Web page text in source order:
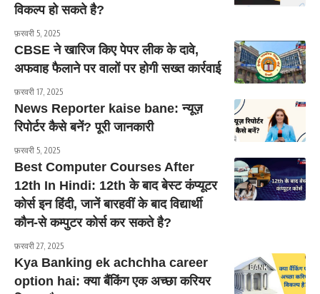
विकल्प हो सकते है?
फ़रवरी 5, 2025
CBSE ने खारिज किए पेपर लीक के दावे,
अफवाह फैलाने पर वालों पर होगी सख्त कार्रवाई
फ़रवरी 17, 2025
News Reporter kaise bane: न्यूज़
रिपोर्टर कैसे बनें? पूरी जानकारी
फ़रवरी 5, 2025
Best Computer Courses After
12th In Hindi: 12th के बाद बेस्ट कंप्यूटर
कोर्स इन हिंदी, जानें बारहवीं के बाद विद्यार्थी
कौन-से कम्पुटर कोर्स कर सकते है?
फ़रवरी 27, 2025
Kya Banking ek achchha career
option hai: क्या बैंकिंग एक अच्छा करियर